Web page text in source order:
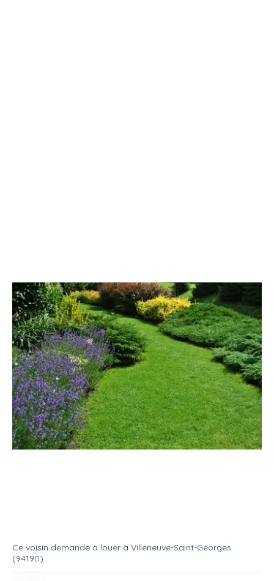
Location Salle Jardin privé
Location d'un jardin pour
fiançailles
Location Jardin
Ce voisin demande à louer à Villeneuve-Saint-Georges
(94190)